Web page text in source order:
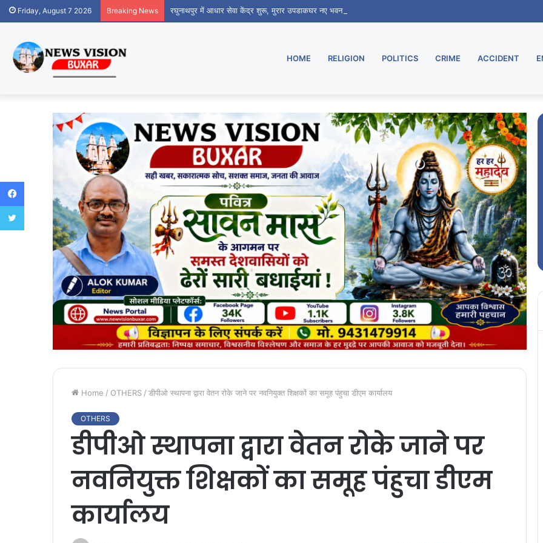
Friday, August 7 2026 Breaking News रघुनाथपुर में आधार सेवा केंद्र शुरू, मुरार उपडाकघर नए भवन में हुआ स्थानांतरित
HOME RELIGION POLITICS CRIME ACCIDENT
Home / OTHERS / डीपीओ स्थापना द्वारा वेतन रोके जाने पर नवनियुक्त शिक्षकों का समूह पंहुचा डीएम कार्यालय
OTHERS
डीपीओ स्थापना द्वारा वेतन रोके जाने पर
नवनियुक्त शिक्षकों का समूह पंहुचा डीएम
कार्यालय
Facebook